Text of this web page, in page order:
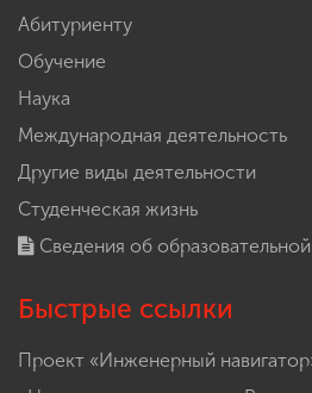
Абитуриенту
Обучение
Наука
Международная деятельность
Другие виды деятельности
Студенческая жизнь
Сведения об
Быстрые ссылки
Проект «Инженерный